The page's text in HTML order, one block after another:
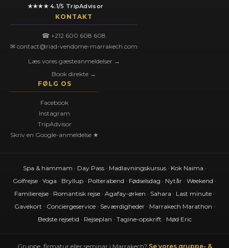
★★★★ 4.1/5 TripAdvisor
KONTAKT
☎ +212 600 608 608
✉ contact@riad-vendome-marrakech.com
Læs vores gæsteanmeldelser →
Book direkte →
FØLG OS
Facebook
Instagram
TripAdvisor
Skriv en Google-anmeldelse ★
Spa & hammam · Day Pass· Madlavningskursus· Kok Naima ·
Golfrejse · Yoga · Bryllup · Polterabend · Fødselsdag · Nytår · Weekend ·
Familierejse · Romantisk rejse · Agafay-ørken · Sahara · Last minute ·
Gavekort · Conciergeservice· Seværdigheder· Marrakech Marathon ·
Bedste rejsetid · Rejseplan · Tagine-opskrift · Mød Eric
Gruppe, firmatur eller seminar i Marrakech? Se vores gruppe- &